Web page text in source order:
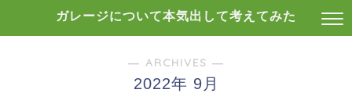
ガレージについて本気出して考えてみた
― ARCHIVES ―
2022年 9月